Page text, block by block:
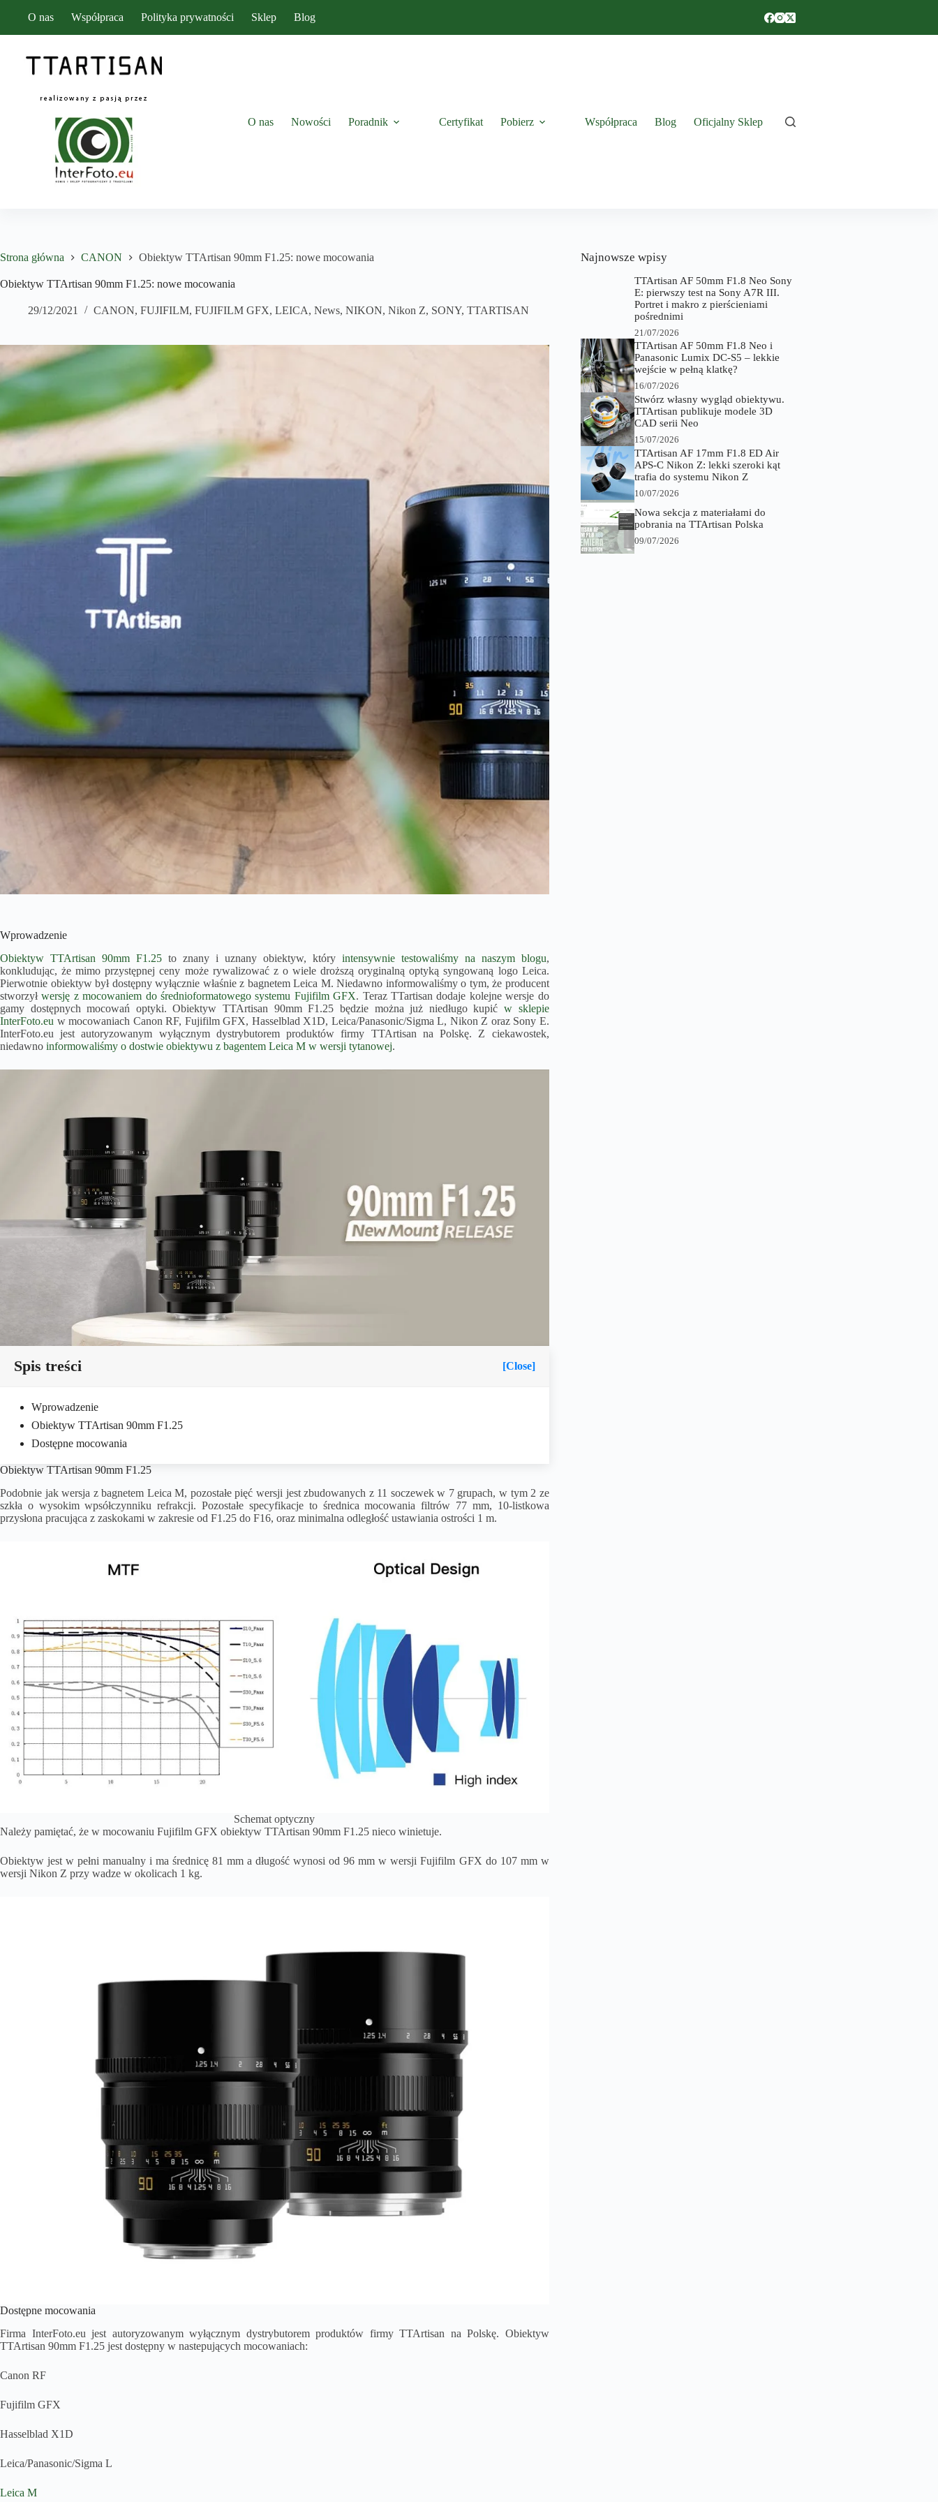
O nas Współpraca Polityka prywatności Sklep Blog
O nas Nowości Poradnik Certyfikat Pobierz Współpraca Blog Oficjalny Sklep
Strona główna CANON Obiektyw TTArtisan 90mm F1.25: nowe mocowania
Obiektyw TTArtisan 90mm F1.25: nowe mocowania
29/12/2021 CANON, FUJIFILM, FUJIFILM GFX, LEICA, News, NIKON, Nikon Z, SONY, TTARTISAN
Wprowadzenie
Obiektyw TTArtisan 90mm F1.25to znany i uznany obiektyw, który intensywnie testowaliśmy na naszym blogu,
konkludując, że mimo przystępnej ceny może rywalizować z o wiele droższą oryginalną optyką syngowaną logo Leica.
Pierwotnie obiektyw był dostępny wyłącznie właśnie z bagnetem Leica M. Niedawno informowaliśmy o tym, że producent
stworzyłwersję z mocowaniem do średnioformatowego systemu Fujifilm GFX. Teraz TTartisan dodaje kolejne wersje do
gamy dostępnych mocowań optyki. Obiektyw TTArtisan 90mm F1.25 będzie można już niedługo kupić w sklepie
InterFoto.eu w mocowaniach Canon RF, Fujifilm GFX, Hasselblad X1D, Leica/Panasonic/Sigma L, Nikon Z oraz Sony E.
InterFoto.eu jest autoryzowanym wyłącznym dystrybutorem produktów firmy TTArtisan na Polskę. Z ciekawostek,
niedawno informowaliśmy o dostwie obiektywu z bagentem Leica M w wersji tytanowej.
Spis treści [Close]
Wprowadzenie
Obiektyw TTArtisan 90mm F1.25
Dostępne mocowania
Obiektyw TTArtisan 90mm F1.25
Podobnie jak wersja z bagnetem Leica M, pozostałe pięć wersji jest zbudowanych z 11 soczewek w 7 grupach, w tym 2 ze
szkła o wysokim wpsółczynniku refrakcji. Pozostałe specyfikacje to średnica mocowania filtrów 77 mm, 10-listkowa
przysłona pracująca z zaskokami w zakresie od F1.25 do F16, oraz minimalna odległość ustawiania ostrości 1 m.
Schemat optyczny
Należy pamiętać, że w mocowaniu Fujifilm GFX obiektyw TTArtisan 90mm F1.25 nieco winietuje.
Obiektyw jest w pełni manualny i ma średnicę 81 mm a długość wynosi od 96 mm w wersji Fujifilm GFX do 107 mm w
wersji Nikon Z przy wadze w okolicach 1 kg.
Dostępne mocowania
Firma InterFoto.eu jest autoryzowanym wyłącznym dystrybutorem produktów firmy TTArtisan na Polskę. Obiektyw
TTArtisan 90mm F1.25 jest dostępny w nastepujących mocowaniach:
Canon RF
Fujifilm GFX
Hasselblad X1D
Leica/Panasonic/Sigma L
Leica M
Najnowsze wpisy
TTArtisan AF 50mm F1.8 Neo Sony
E: pierwszy test na Sony A7R III.
Portret i makro z pierścieniami
pośrednimi
21/07/2026
TTArtisan AF 50mm F1.8 Neo i
Panasonic Lumix DC-S5 – lekkie
wejście w pełną klatkę?
16/07/2026
Stwórz własny wygląd obiektywu.
TTArtisan publikuje modele 3D
CAD serii Neo
15/07/2026
TTArtisan AF 17mm F1.8 ED Air
APS-C Nikon Z: lekki szeroki kąt
trafia do systemu Nikon Z
10/07/2026
Nowa sekcja z materiałami do
pobrania na TTArtisan Polska
09/07/2026